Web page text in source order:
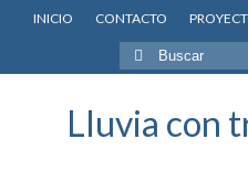
INICIO CONTACTO
Buscar
por:
Lluvia con